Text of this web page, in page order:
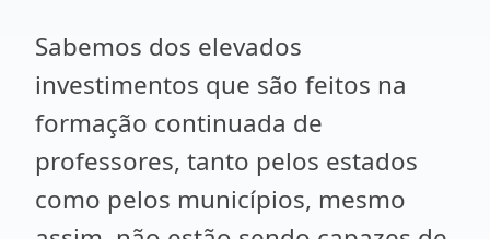
Sabemos dos elevados
investimentos que são feitos na
formação continuada de
professores, tanto pelos estados
como pelos municípios, mesmo